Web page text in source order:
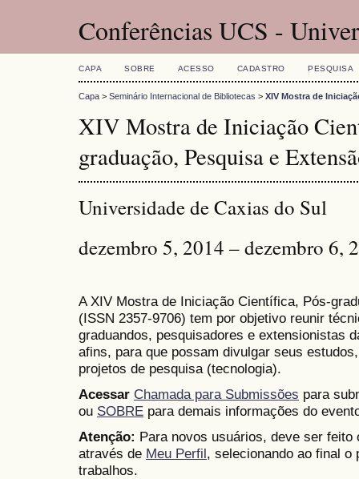
Conferências UCS -
CAPA SOBRE ACESSO CADASTRO PESQUISA
Capa > Seminário Internacional de Bibliotecas > XIV Mostra de
XIV Mostra de Iniciação
graduação, Pesquisa e
Universidade de Caxias do Sul
dezembro 5, 2014 – dezembro 6,
A XIV Mostra de Iniciação Científica, Pós-
(ISSN 2357-9706) tem por objetivo reunir
graduandos, pesquisadores e extensionistas
afins, para que possam divulgar seus
projetos de pesquisa (tecnologia).
Acessar Chamada para Submissões para
ou SOBRE para demais informações do
Atenção: Para novos usuários, deve ser
através de Meu Perfil, selecionando ao final o
trabalhos.